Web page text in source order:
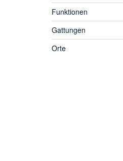
Funktionen
Gattungen
Orte